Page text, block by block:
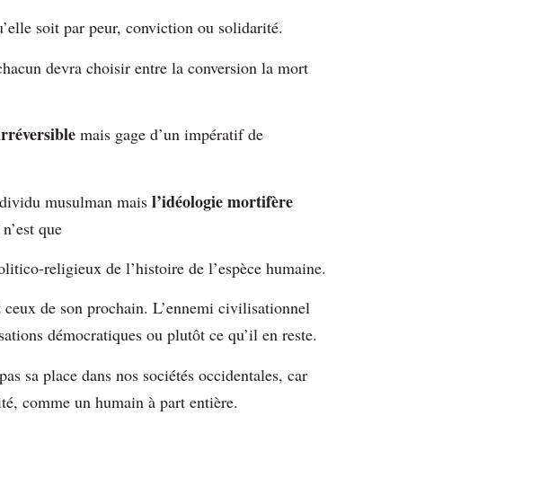
soit par peur, conviction ou solidarité.
devra choisir entre la conversion la mort
mais gage d’un impératif de
musulman mais l’idéologie mortifère
que
religieux de l’histoire de l’espèce humaine.
de son prochain. L’ennemi civilisationnel
démocratiques ou plutôt ce qu’il en reste.
sa place dans nos sociétés occidentales, car
comme un humain à part entière.